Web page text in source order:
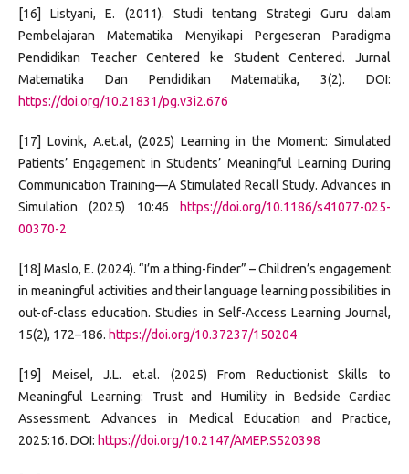
[16] Listyani, E. (2011). Studi tentang Strategi Guru dalam
Pembelajaran Matematika Menyikapi Pergeseran Paradigma
Pendidikan Teacher Centered ke Student Centered. Jurnal
Matematika Dan Pendidikan Matematika, 3(2). DOI:
https://doi.org/10.21831/pg.v3i2.676
[17] Lovink, A.et.al, (2025) Learning in the Moment: Simulated
Patients’ Engagement in Students’ Meaningful Learning During
Communication Training—A Stimulated Recall Study. Advances in
Simulation (2025) 10:46
https://doi.org/10.1186/s41077-025-
00370-2
[18] Maslo, E. (2024). “I’m a thing-finder” – Children’s engagement
in meaningful activities and their language learning possibilities in
out-of-class education. Studies in Self-Access Learning Journal,
15(2), 172–186. https://doi.org/10.37237/150204
[19] Meisel, J.L. et.al. (2025) From Reductionist Skills to
Meaningful Learning: Trust and Humility in Bedside Cardiac
Assessment. Advances in Medical Education and Practice,
2025:16. DOI: https://doi.org/10.2147/AMEP.S520398